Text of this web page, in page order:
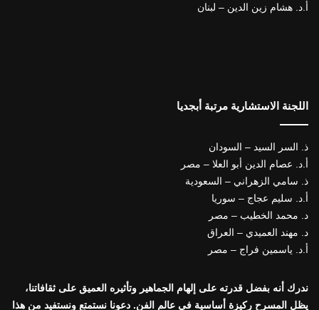
أ.د. هشام زين الدين – لبنان
اللجنة الاستشارية مرتبة أبجديا
ذ. السر السيد – السودان
أ.د. عصام الدين أبو العلا – مصر
ذ. سامي الزهراني – السعودية
أ.د. سليم عجاج – سوريا
د. محمد الخطيب – مصر
د. مهند العميدي – العراق
أ.د. ياسمين فراج – مصر
ندرك أنه بفضل قدرته على إلهام الجماهير وتأثيره العميق على ثقافاتنا،
يظل المسرح ركيزة أساسية في عالم الفن. دعونا نستمتع ونستفيد من هذا